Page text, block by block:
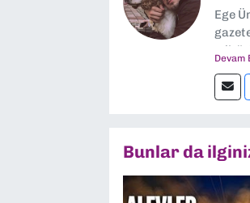
Ege
Devam
Bunlar da